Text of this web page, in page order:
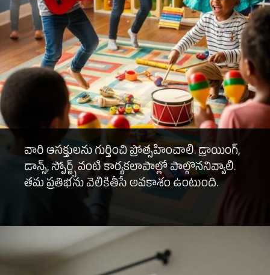
వారి ఆసక్తులను గుర్తించి ప్రోత్సహించాలి. డ్రాయింగ్,
డాన్స్, స్పోర్ట్స్ వంటి కార్యకలాపాల్లో పాల్గొననివ్వాలి.
తమ ప్రతిభను వెలికితీసే అవకాశం ఉంటుంది.